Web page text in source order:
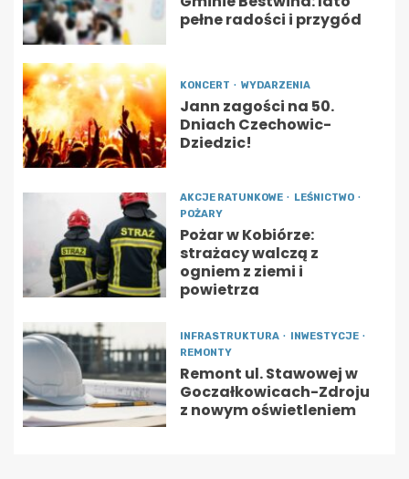
pełne radości i przygód
KONCERT WYDARZENIA
Jann zagości na 50.
Dniach Czechowic-
Dziedzic!
AKCJE RATUNKOWE
LEŚNICTWO
POŻARY
Pożar w Kobiórze:
strażacy walczą z
ogniem z ziemi i
powietrza
INFRASTRUKTURA
INWESTYCJE
REMONTY
Remont ul. Stawowej w
Goczałkowicach-Zdroju
z nowym oświetleniem